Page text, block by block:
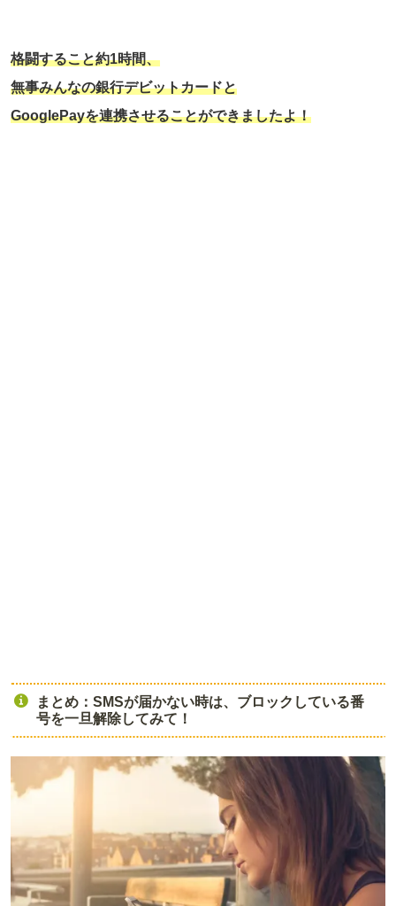
格闘すること約1時間、
無事みんなの銀行デビットカードと
GooglePayを連携させることができましたよ！
まとめ：SMSが届かない時は、ブロックしている番
号を一旦解除してみて！